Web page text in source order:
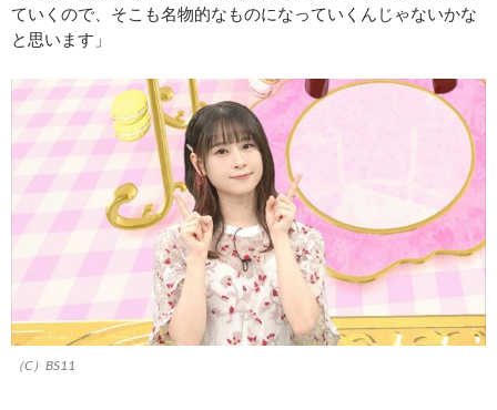
ていくので、そこも名物的なものになっていくんじゃないかな
と思います」
（C）BS11